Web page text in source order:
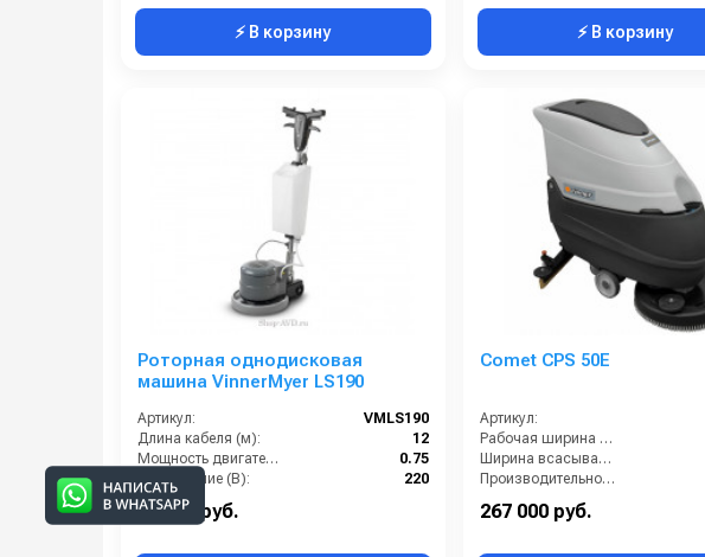
⚡ В корзину ⚡ В корзину
Роторная однодисковая
машина VinnerMyer LS190
Артикул:
VMLS190
Длина кабеля (м):
12
Мощность двигателя (кВт):
0.75
Напряжение (В):
220
72 000 руб.
Comet CPS 50E
Артикул:
Рабочая ширина щеток (мм):
Ширина всасывающей балки (мм):
Производительность по площади (м2/ч):
267 000 руб.